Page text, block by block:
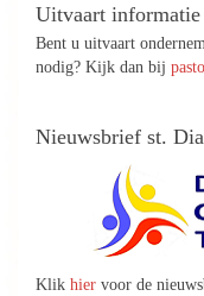
Uitvaart informatie
Bent u uitvaart
nodig? Kijk dan bij
Nieuwsbrief st.
Klik hier voor de